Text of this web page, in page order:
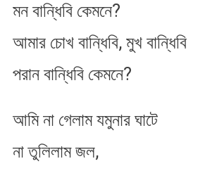
মন বান্ধিবি কেমনে?
আমার চোখ বান্ধিবি, মুখ বান্ধিবি
পরান বান্ধিবি কেমনে?
আমি না গেলাম যমুনার ঘাটে
না তুলিলাম জল,